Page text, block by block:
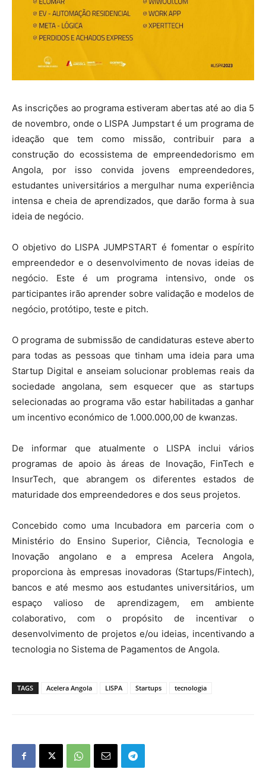
As inscrições ao programa estiveram abertas até ao dia 5
de novembro, onde o LISPA Jumpstart é um programa de
ideação que tem como missão, contribuir para a
construção do ecossistema de empreendedorismo em
Angola, por isso convida jovens empreendedores,
estudantes universitários a mergulhar numa experiência
intensa e cheia de aprendizados, que darão forma à sua
ideia de negócio.
O objetivo do LISPA JUMPSTART é fomentar o espírito
empreendedor e o desenvolvimento de novas ideias de
negócio. Este é um programa intensivo, onde os
participantes irão aprender sobre validação e modelos de
negócio, protótipo, teste e pitch.
O programa de submissão de candidaturas esteve aberto
para todas as pessoas que tinham uma ideia para uma
Startup Digital e anseiam solucionar problemas reais da
sociedade angolana, sem esquecer que as startups
selecionadas ao programa vão estar habilitadas a ganhar
um incentivo económico de 1.000.000,00 de kwanzas.
De informar que atualmente o LISPA inclui vários
programas de apoio às áreas de Inovação, FinTech e
InsurTech, que abrangem os diferentes estados de
maturidade dos empreendedores e dos seus projetos.
Concebido como uma Incubadora em parceria com o
Ministério do Ensino Superior, Ciência, Tecnologia e
Inovação angolano e a empresa Acelera Angola,
proporciona às empresas inovadoras (Startups/Fintech),
bancos e até mesmo aos estudantes universitários, um
espaço valioso de aprendizagem, em ambiente
colaborativo, com o propósito de incentivar o
desenvolvimento de projetos e/ou ideias, incentivando a
tecnologia no Sistema de Pagamentos de Angola.
TAGS Acelera Angola LISPA Startups tecnologia